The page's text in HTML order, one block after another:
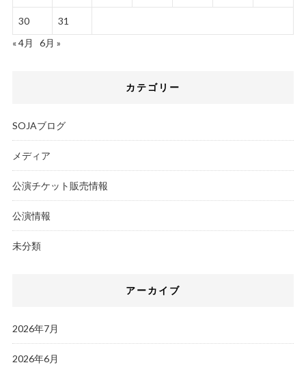
30
31
« 4月
6月 »
カテゴリー
SOJAブログ
メディア
公演チケット販売情報
公演情報
未分類
アーカイブ
2026年7月
2026年6月